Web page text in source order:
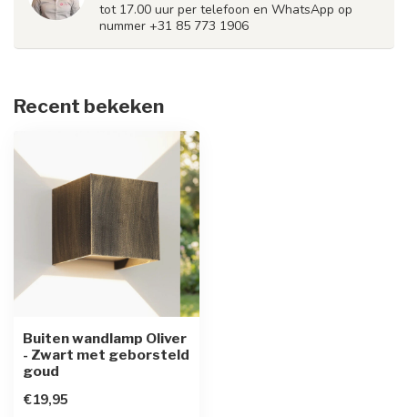
tot 17.00 uur per telefoon en WhatsApp op
nummer +31 85 773 1906
Recent bekeken
Buiten wandlamp Oliver
- Zwart met geborsteld
goud
€19,95